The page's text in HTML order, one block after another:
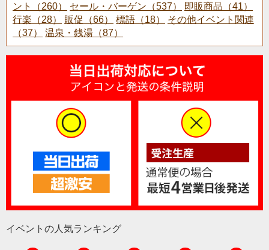
ント（260）
セール・バーゲン（537）
即販商品（41）
行楽（28）
販促（66） 標語（18）
その他イベント関連
（37）
温泉・銭湯（87）
イベントの人気ランキング